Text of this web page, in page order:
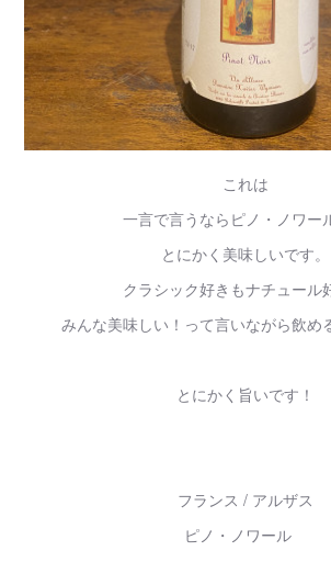
これは
一言で言うならピノ・ノワー
とにかく美味しいです。
クラシック好きもナチュール
みんな美味しい！って言いながら飲め
とにかく旨いです！
フランス / アルザス
ピノ・ノワール